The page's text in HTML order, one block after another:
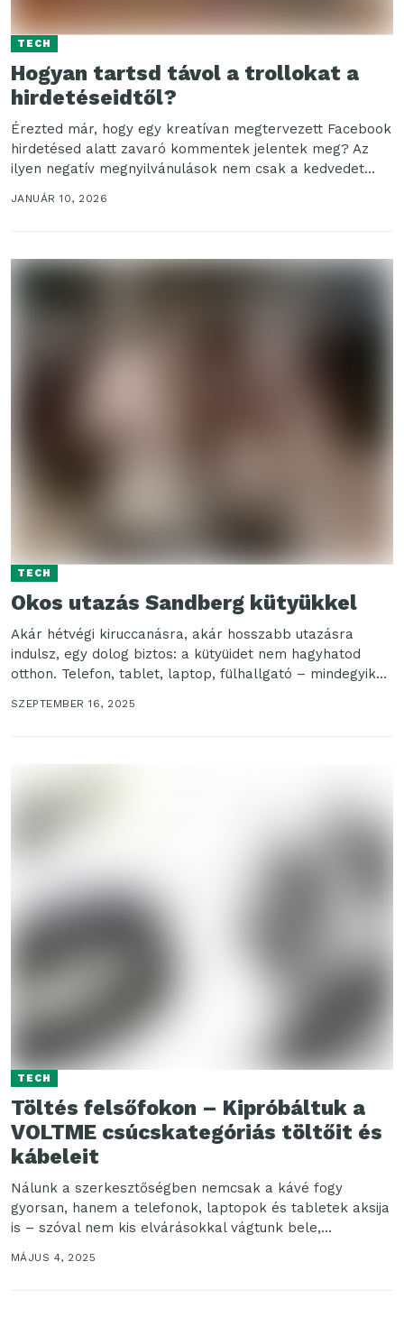
TECH
Hogyan tartsd távol a trollokat a
hirdetéseidtől?
Érezted már, hogy egy kreatívan megtervezett Facebook
hirdetésed alatt zavaró kommentek jelentek meg? Az
ilyen negatív megnyilvánulások nem csak a kedvedet
JANUÁR 10, 2026
TECH
Okos utazás Sandberg kütyükkel
Akár hétvégi kiruccanásra, akár hosszabb utazásra
indulsz, egy dolog biztos: a kütyüidet nem hagyhatod
otthon. Telefon, tablet, laptop, fülhallgató – mindegyik
SZEPTEMBER 16, 2025
TECH
Töltés felsőfokon – Kipróbáltuk a
VOLTME csúcskategóriás töltőit és
kábeleit
Nálunk a szerkesztőségben nemcsak a kávé fogy
gyorsan, hanem a telefonok, laptopok és tabletek aksija
is – szóval nem kis elvárásokkal vágtunk bele,...
MÁJUS 4, 2025